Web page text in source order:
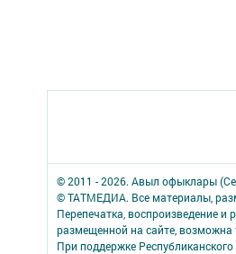
© 2011 - 2026. Авыл офыклары
© ТАТМЕДИА. Все материалы,
Перепечатка, воспроизведение
размещенной на сайте,
При поддержке